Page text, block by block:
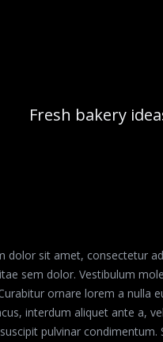
Fresh bakery
dolor sit amet, consectetur
sem dolor. Vestibulum
ornare lorem a nulla
interdum aliquet ante a,
pulvinar condimentum.